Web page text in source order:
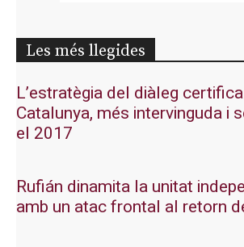
Les més llegides
L’estratègia del diàleg
Catalunya, més intervinguda i
el 2017
Rufián dinamita la unitat
amb un atac frontal al retorn